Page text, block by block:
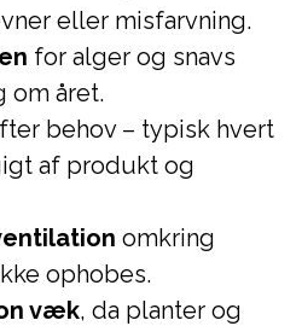
eller misfarvning.
for alger og snavs
om året.
behov – typisk hvert
af produkt og
omkring
ophobes.
væk, da planter og